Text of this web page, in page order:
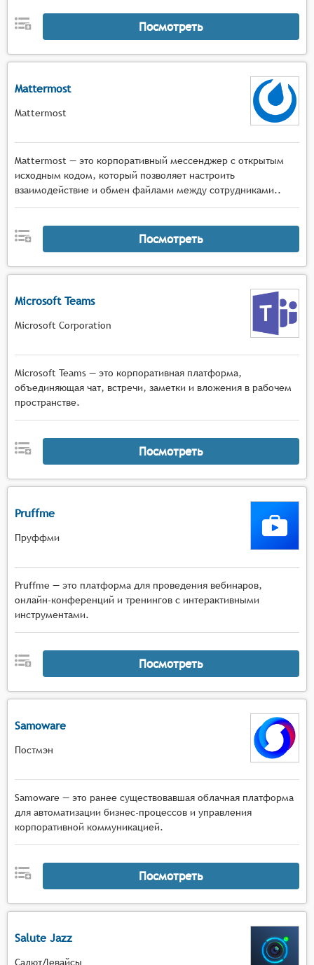
Посмотреть
Mattermost
Mattermost
Mattermost — это корпоративный мессенджер с открытым
исходным кодом, который позволяет настроить
взаимодействие и обмен файлами между сотрудниками..
Посмотреть
Microsoft Teams
Microsoft Corporation
Microsoft Teams — это корпоративная платформа,
объединяющая чат, встречи, заметки и вложения в рабочем
пространстве.
Посмотреть
Pruffme
Пруффми
Pruffme — это платформа для проведения вебинаров,
онлайн-конференций и тренингов с интерактивными
инструментами.
Посмотреть
Samoware
Постмэн
Samoware — это ранее существовавшая облачная платформа
для автоматизации бизнес-процессов и управления
корпоративной коммуникацией.
Посмотреть
Salute Jazz
СалютДевайсы